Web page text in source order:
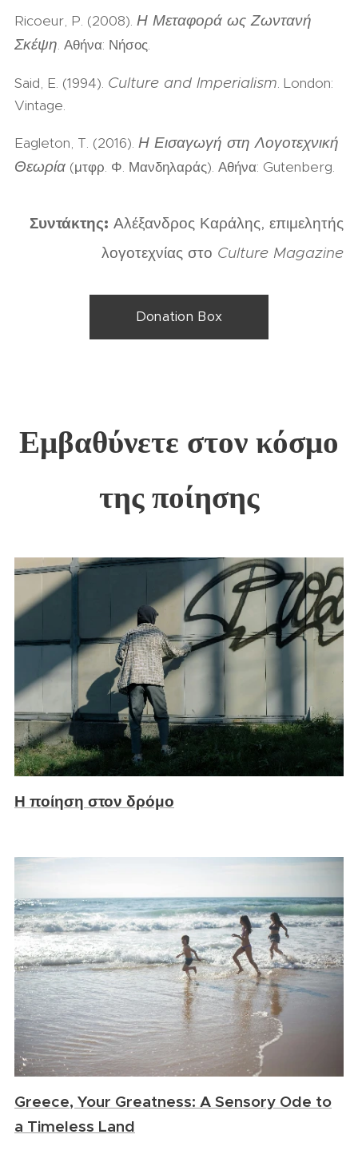
Ricoeur, P. (2008). Η Μεταφορά ως Ζωντανή
Σκέψη. Αθήνα: Νήσος.
Said, E. (1994). Culture and Imperialism. London:
Vintage.
Eagleton, T. (2016). Η Εισαγωγή στη Λογοτεχνική
Θεωρία (μτφρ. Φ. Μανδηλαράς). Αθήνα: Gutenberg.
Συντάκτης: Αλέξανδρος Καράλης, επιμελητής
λογοτεχνίας στο Culture Magazine
Donation Box
Εμβαθύνετε στον κόσμο
της ποίησης
Η ποίηση στον δρόμο
Greece, Your Greatness: A Sensory Ode to
a Timeless Land